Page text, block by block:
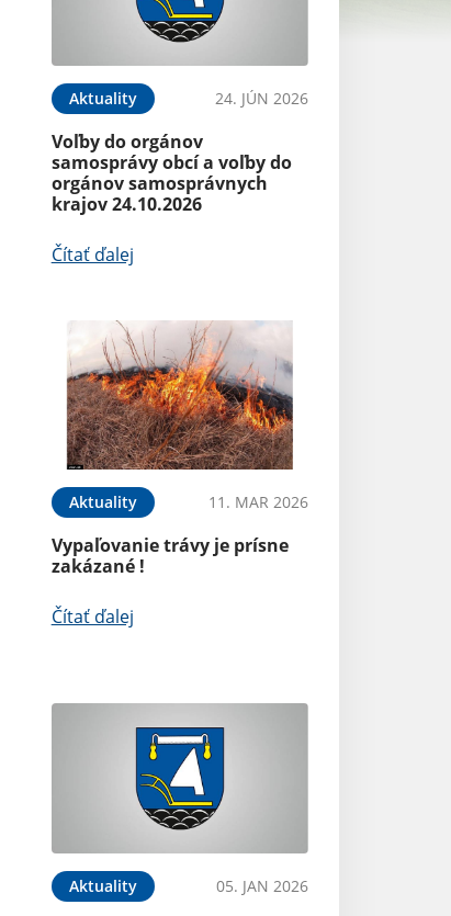
Aktuality 24. JÚN 2026
Voľby do orgánov
samosprávy obcí a voľby do
orgánov samosprávnych
krajov 24.10.2026
Čítať ďalej
Aktuality 11. MAR 2026
Vypaľovanie trávy je prísne
zakázané !
Čítať ďalej
Aktuality 05. JAN 2026